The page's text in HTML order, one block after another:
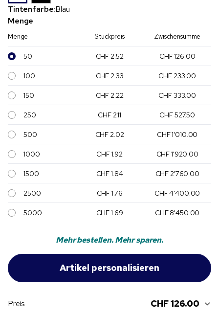
Tintenfarbe:Blau
Menge
Menge Stückpreis Zwischensumme
50 CHF 2.52 CHF 126.00
100 CHF 2.33 CHF 233.00
150 CHF 2.22 CHF 333.00
250 CHF 2.11 CHF 527.50
500 CHF 2.02 CHF 1'010.00
1000 CHF 1.92 CHF 1'920.00
1500 CHF 1.84 CHF 2'760.00
2500 CHF 1.76 CHF 4'400.00
5000 CHF 1.69 CHF 8'450.00
Mehr bestellen. Mehr sparen.
Preis CHF 126.00